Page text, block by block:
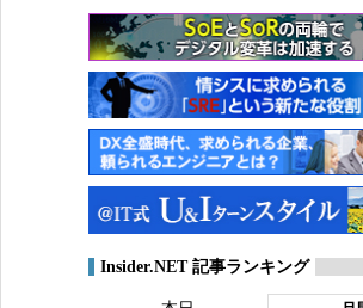
Insider.NET 記事ランキング